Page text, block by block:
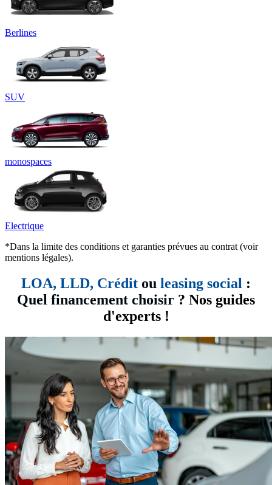
Berlines
SUV
monospaces
Electrique
*Dans la limite des conditions et garanties prévues au contrat (voir
mentions légales).
LOA, LLD, Crédit ou leasing social :
Quel financement choisir ? Nos guides
d'experts !